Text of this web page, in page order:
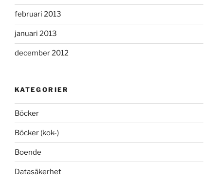
februari 2013
januari 2013
december 2012
KATEGORIER
Böcker
Böcker (kok-)
Boende
Datasäkerhet